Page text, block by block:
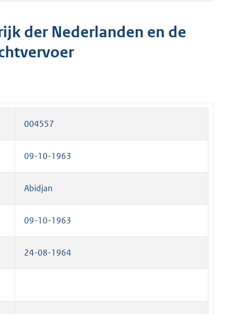
der Nederlanden en de
004557
09-10-1963
Abidjan
09-10-1963
24-08-1964